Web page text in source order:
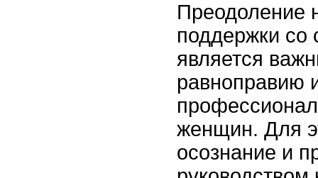
Преодоление
поддержки со
является
равноправию
женщин. Для
осознание и